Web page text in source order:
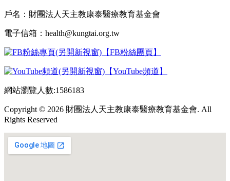
戶名：財團法人天主教康泰醫療教育基金會
電子信箱：health@kungtai.org.tw
【FB粉絲團頁】
【YouTube頻道】
網站瀏覽人數:1586183
Copyright © 2026 財團法人天主教康泰醫療教育基金會. All
Rights Reserved